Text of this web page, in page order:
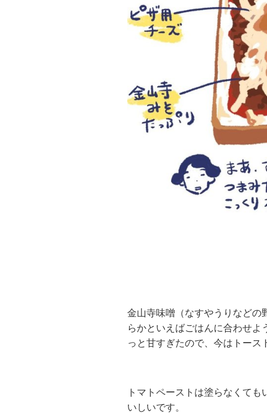
金山寺味噌（なすやうりなどの
らかといえばごはんに合わせよ
っと甘すぎたので、今はトース
トマトペーストは塗らなくて
いしいです。